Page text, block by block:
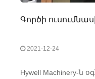
2021-12-24
Hywell Machinery-ն